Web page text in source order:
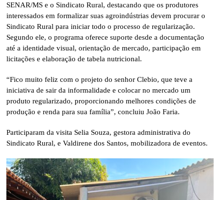
SENAR/MS e o Sindicato Rural, destacando que os produtores
interessados em formalizar suas agroindústrias devem procurar o
Sindicato Rural para iniciar todo o processo de regularização.
Segundo ele, o programa oferece suporte desde a documentação
até a identidade visual, orientação de mercado, participação em
licitações e elaboração de tabela nutricional.
“Fico muito feliz com o projeto do senhor Clebio, que teve a
iniciativa de sair da informalidade e colocar no mercado um
produto regularizado, proporcionando melhores condições de
produção e renda para sua família”, concluiu João Faria.
Participaram da visita Selia Souza, gestora administrativa do
Sindicato Rural, e Valdirene dos Santos, mobilizadora de eventos.